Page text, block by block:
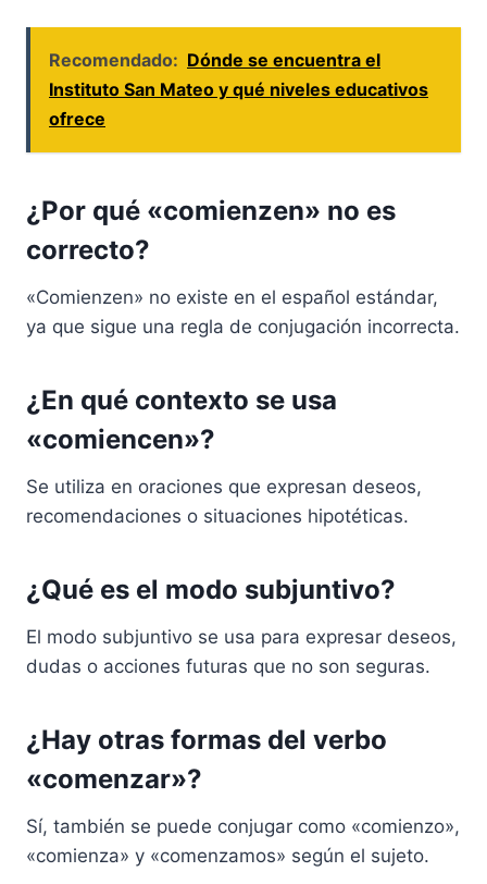
Recomendado: Dónde se encuentra el
Instituto San Mateo y qué niveles educativos
ofrece
¿Por qué «comienzen» no es
correcto?
«Comienzen» no existe en el español estándar,
ya que sigue una regla de conjugación incorrecta.
¿En qué contexto se usa
«comiencen»?
Se utiliza en oraciones que expresan deseos,
recomendaciones o situaciones hipotéticas.
¿Qué es el modo subjuntivo?
El modo subjuntivo se usa para expresar deseos,
dudas o acciones futuras que no son seguras.
¿Hay otras formas del verbo
«comenzar»?
Sí, también se puede conjugar como «comienzo»,
«comienza» y «comenzamos» según el sujeto.